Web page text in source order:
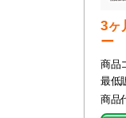
3ヶ
ー
商品
最低
商品